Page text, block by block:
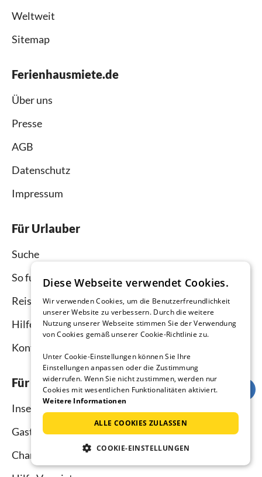
Weltweit
Sitemap
Ferienhausmiete.de
Über uns
Presse
AGB
Datenschutz
Impressum
Für Urlauber
Suche
So funktioniert`s
Reisemagazin
Hilfe Urlauber
Kontakt
Für Vermieter
Inserieren und vermieten
Gastgebermagazin
Channel Manager
Diese Webseite verwendet Cookies.
Wir verwenden Cookies, um die Benutzerfreundlichkeit
unserer Website zu verbessern. Durch die weitere
Nutzung unserer Webseite stimmen Sie der Verwendung
von Cookies gemäß unserer Cookie-Richtlinie zu.
Unter Cookie-Einstellungen können Sie Ihre
Einstellungen anpassen oder die Zustimmung
widerrufen. Wenn Sie nicht zustimmen, werden nur
Cookies mit wesentlichen Funktionalitäten aktiviert.
Weitere Informationen
ALLE COOKIES ZULASSEN
COOKIE-EINSTELLUNGEN